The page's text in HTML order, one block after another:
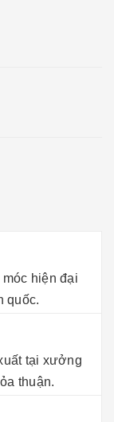
hiện đại
quốc.
tại xưởng
thuận.